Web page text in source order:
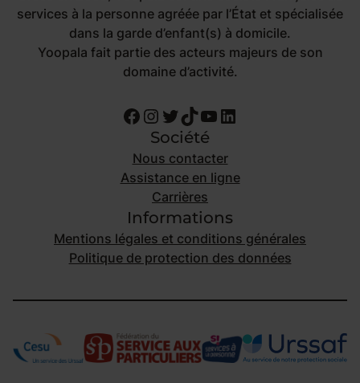
services à la personne agréée par l’État et spécialisée
dans la garde d’enfant(s) à domicile.
Yoopala fait partie des acteurs majeurs de son
domaine d’activité.
Facebook Instagram Twitter TikTok YouTube LinkedIn
Société
Nous contacter
Assistance en ligne
Carrières
Informations
Mentions légales et conditions générales
Politique de protection des données